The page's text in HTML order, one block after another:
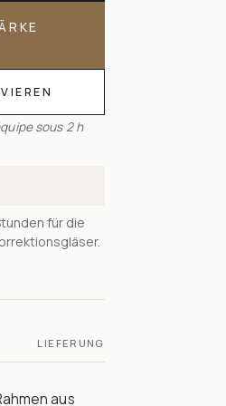
sous 2 h
für die
LIEFERUNG
aus